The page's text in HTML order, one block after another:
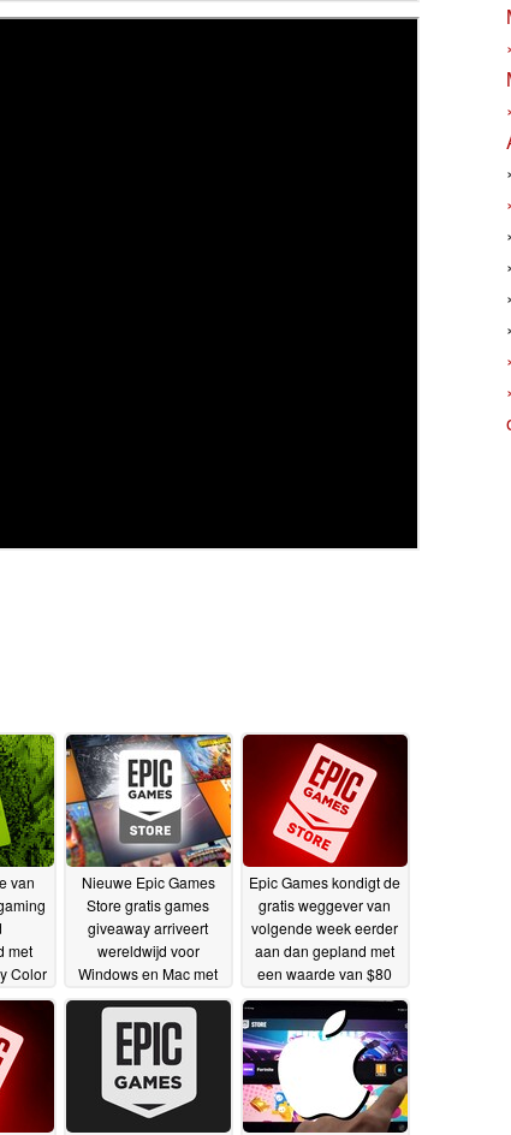
van
met
Color
Nieuwe Epic Games
Store gratis games
giveaway arriveert
wereldwijd voor
Windows en Mac met
$90 nominale waarde
06-09-2024
Epic Games kondigt de
gratis weggever van
volgende week eerder
aan dan gepland met
een waarde van $80
06-09-2024